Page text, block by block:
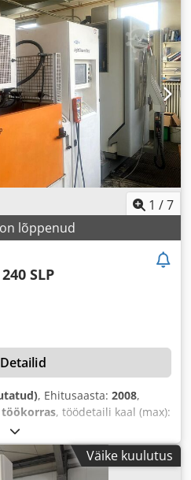
1 /7
lõppenud
SLP
Detailid
, Ehitusaasta: 2008,
, töödetaili kaal (max):
telje liikumisteekond:220 mm,
mm, Väike kuulutus